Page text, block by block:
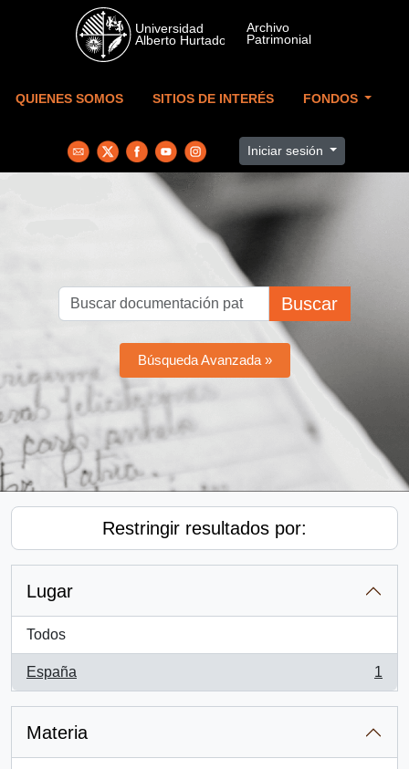
Skip to main content
QUIENES SOMOS SITIOS DE INTERÉS FONDOS
Iniciar sesión
Buscar
Búsqueda Avanzada »
Restringir resultados por:
Lugar
Todos
España
, 1 resultados
1
Materia